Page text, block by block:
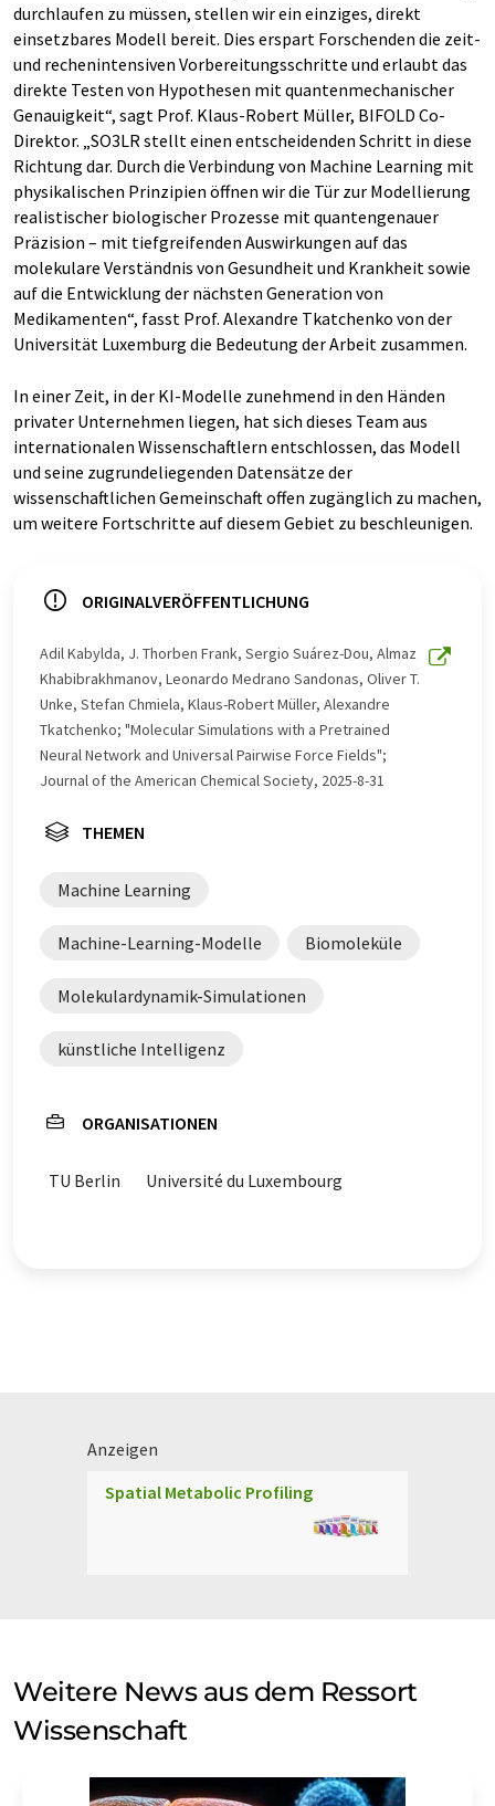
durchlaufen zu müssen, stellen wir ein einziges, direkt
einsetzbares Modell bereit. Dies erspart Forschenden die zeit-
und rechenintensiven Vorbereitungsschritte und erlaubt das
direkte Testen von Hypothesen mit quantenmechanischer
Genauigkeit“, sagt Prof. Klaus-Robert Müller, BIFOLD Co-
Direktor. „SO3LR stellt einen entscheidenden Schritt in diese
Richtung dar. Durch die Verbindung von Machine Learning mit
physikalischen Prinzipien öffnen wir die Tür zur Modellierung
realistischer biologischer Prozesse mit quantengenauer
Präzision – mit tiefgreifenden Auswirkungen auf das
molekulare Verständnis von Gesundheit und Krankheit sowie
auf die Entwicklung der nächsten Generation von
Medikamenten“, fasst Prof. Alexandre Tkatchenko von der
Universität Luxemburg die Bedeutung der Arbeit zusammen.
In einer Zeit, in der KI-Modelle zunehmend in den Händen
privater Unternehmen liegen, hat sich dieses Team aus
internationalen Wissenschaftlern entschlossen, das Modell
und seine zugrundeliegenden Datensätze der
wissenschaftlichen Gemeinschaft offen zugänglich zu machen,
um weitere Fortschritte auf diesem Gebiet zu beschleunigen.
ORIGINALVERÖFFENTLICHUNG
Adil Kabylda, J. Thorben Frank, Sergio Suárez-Dou, Almaz
Khabibrakhmanov, Leonardo Medrano Sandonas, Oliver T.
Unke, Stefan Chmiela, Klaus-Robert Müller, Alexandre
Tkatchenko; "Molecular Simulations with a Pretrained
Neural Network and Universal Pairwise Force Fields";
Journal of the American Chemical Society, 2025-8-31
THEMEN
Machine Learning
Machine-Learning-Modelle Biomoleküle
Molekulardynamik-Simulationen
künstliche Intelligenz
ORGANISATIONEN
TU Berlin Université du Luxembourg
Anzeigen
Spatial Metabolic Profiling
Weitere News aus dem Ressort
Wissenschaft